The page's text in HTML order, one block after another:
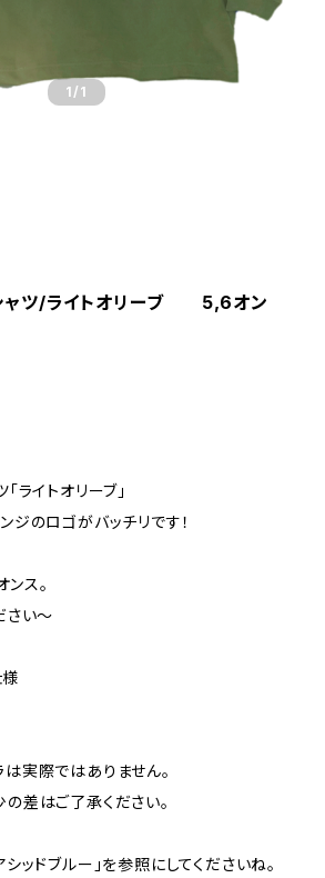
1 /1
ャツ/ライトオリーブ 5,6オン
ライトオリーブ」
ジのロゴがバッチリです！
ス。
さい〜
様
実際ではありません。
差はご了承ください。
ッドブルー」を参照にしてくださいね。